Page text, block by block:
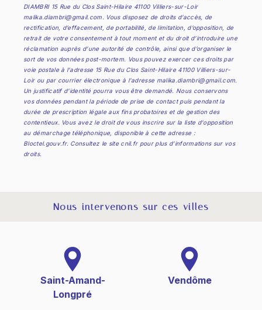
DIAMBRI 15 Rue du Clos Saint-Hilaire 41100 Villiers-sur-Loir
malika.diambri@gmail.com. Vous disposez de droits d’accès, de
rectification, d’effacement, de portabilité, de limitation, d’opposition, de
retrait de votre consentement à tout moment et du droit d’introduire une
réclamation auprès d’une autorité de contrôle, ainsi que d’organiser le
sort de vos données post-mortem. Vous pouvez exercer ces droits par
voie postale à l'adresse 15 Rue du Clos Saint-Hilaire 41100 Villiers-sur-
Loir ou par courrier électronique à l'adresse malika.diambri@gmail.com.
Un justificatif d'identité pourra vous être demandé. Nous conservons
vos données pendant la période de prise de contact puis pendant la
durée de prescription légale aux fins probatoires et de gestion des
contentieux. Vous avez le droit de vous inscrire sur la liste d'opposition
au démarchage téléphonique, disponible à cette adresse :
Bloctel.gouv.fr. Consultez le site cnil.fr pour plus d’informations sur vos
droits.
Nous intervenons sur ces villes
Saint-Amand-
Longpré
Vendôme